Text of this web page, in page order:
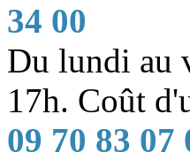
34 00
Du lundi au
17h. Coût
09 70 83 07